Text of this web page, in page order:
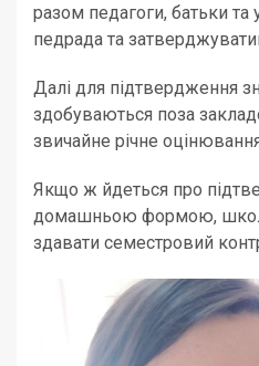
разом педагоги, батьки
педрада та
Далі для підтвердження
здобуваються поза
звичайне річне
Якщо ж йдеться про
домашньою формою,
здавати семестровий